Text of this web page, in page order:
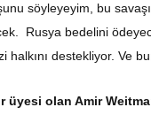
söyleyeyim, bu
Rusya bedelini
halkını destekliyor. Ve
üyesi olan Amir